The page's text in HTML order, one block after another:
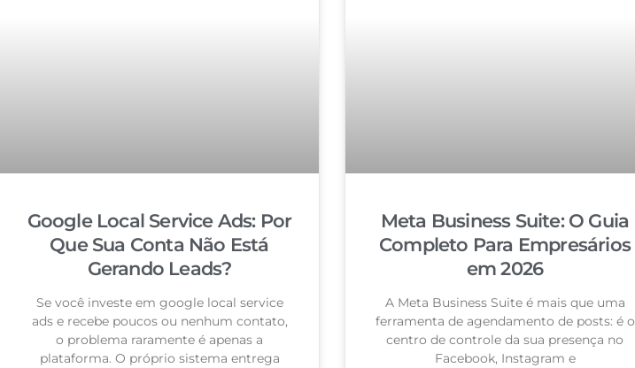
Google Local Service Ads: Por
Que Sua Conta Não Está
Gerando Leads?
Se você investe em google local service
ads e recebe poucos ou nenhum contato,
o problema raramente é apenas a
plataforma. O próprio sistema entrega
Meta Business Suite: O Guia
Completo Para Empresários
em 2026
A Meta Business Suite é mais que uma
ferramenta de agendamento de posts: é o
centro de controle da sua presença no
Facebook, Instagram e